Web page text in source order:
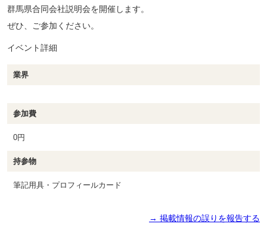
群馬県合同会社説明会を開催します。
ぜひ、ご参加ください。
イベント詳細
業界
参加費
0円
持参物
筆記用具・プロフィールカード
→ 掲載情報の誤りを報告する